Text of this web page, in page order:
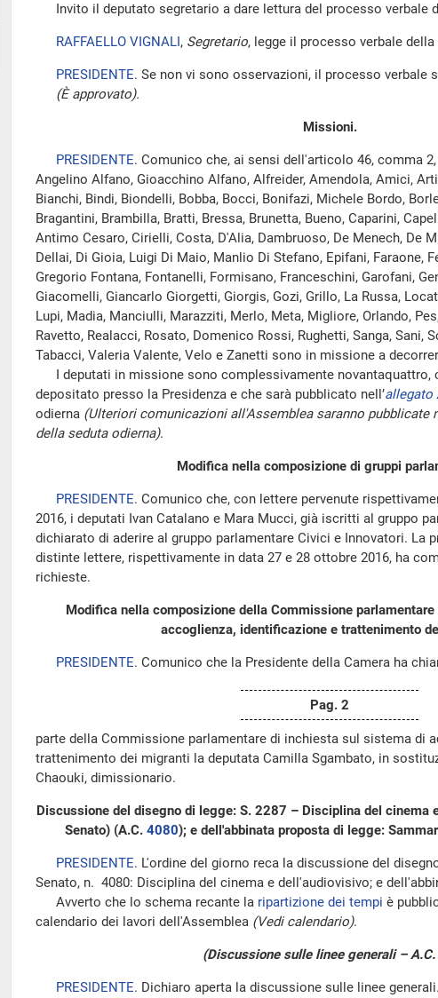
Invito il deputato segretario a dare lettura del processo verbale
RAFFAELLO VIGNALI, Segretario, legge il processo verbale
PRESIDENTE. Se non vi sono osservazioni, il processo verbale
(È approvato).
Missioni.
PRESIDENTE. Comunico che, ai sensi dell'articolo 46, comma
Angelino Alfano, Gioacchino Alfano, Alfreider, Amendola, Amici,
Bianchi, Bindi, Biondelli, Bobba, Bocci, Bonifazi, Michele Bordo,
Bragantini, Brambilla, Bratti, Bressa, Brunetta, Bueno, Caparini,
Antimo Cesaro, Cirielli, Costa, D'Alia, Dambruoso, De Menech, De
Dellai, Di Gioia, Luigi Di Maio, Manlio Di Stefano, Epifani, Faraone,
Gregorio Fontana, Fontanelli, Formisano, Franceschini, Garofani,
Giacomelli, Giancarlo Giorgetti, Giorgis, Gozi, Grillo, La Russa,
Lupi, Madia, Manciulli, Marazziti, Merlo, Meta, Migliore, Orlando,
Ravetto, Realacci, Rosato, Domenico Rossi, Rughetti, Sanga, Sani,
Tabacci, Valeria Valente, Velo e Zanetti sono in missione a
I deputati in missione sono complessivamente novantaquattro,
depositato presso la Presidenza e che sarà pubblicato nell’allegato
odierna (Ulteriori comunicazioni all'Assemblea saranno pubblicate
della seduta odierna).
Modifica nella composizione di gruppi
PRESIDENTE. Comunico che, con lettere pervenute
2016, i deputati Ivan Catalano e Mara Mucci, già iscritti al gruppo
dichiarato di aderire al gruppo parlamentare Civici e Innovatori. La
distinte lettere, rispettivamente in data 27 e 28 ottobre 2016, ha
richieste.
Modifica nella composizione della Commissione
accoglienza, identificazione e trattenimento
PRESIDENTE. Comunico che la Presidente della Camera ha
Pag. 2
parte della Commissione parlamentare di inchiesta sul sistema di
trattenimento dei migranti la deputata Camilla Sgambato, in
Chaouki, dimissionario.
Discussione del disegno di legge: S. 2287 – Disciplina del cinema
Senato) (A.C. 4080); e dell'abbinata proposta di legge:
PRESIDENTE. L'ordine del giorno reca la discussione del
Senato, n. 4080: Disciplina del cinema e dell'audiovisivo; e
Avverto che lo schema recante la ripartizione dei tempi è
calendario dei lavori dell'Assemblea (Vedi calendario).
(Discussione sulle linee generali – A.C.
PRESIDENTE. Dichiaro aperta la discussione sulle linee generali.